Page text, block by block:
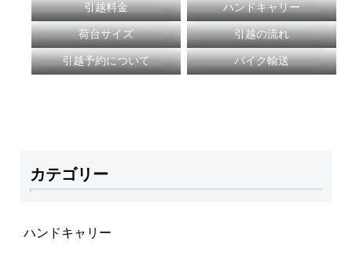
引越料金 ハンドキャリー
荷台サイズ 引越の流れ
引越予約について バイク輸送
カテゴリー
ハンドキャリー